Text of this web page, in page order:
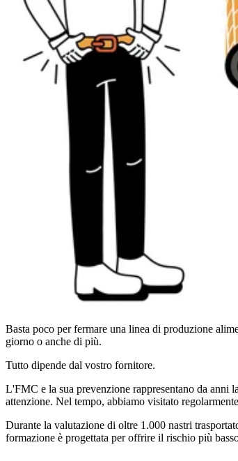
Basta poco per fermare una linea di produzione
giorno o anche di più.
Tutto dipende dal vostro fornitore.
L'FMC e la sua prevenzione rappresentano da anni
attenzione. Nel tempo, abbiamo visitato
Durante la valutazione di oltre 1.000 nastri
formazione è progettata per offrire il rischio più